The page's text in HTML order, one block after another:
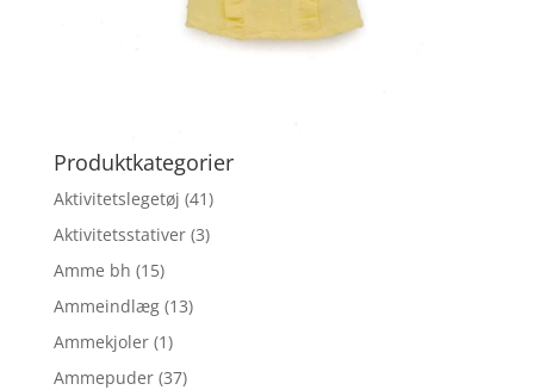
Produktkategorier
Aktivitetslegetøj (41)
Aktivitetsstativer (3)
Amme bh (15)
Ammeindlæg (13)
Ammekjoler (1)
Ammepuder (37)